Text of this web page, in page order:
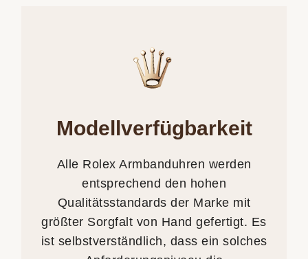
Modellverfügbarkeit
Alle Rolex Armbanduhren werden
entsprechend den hohen
Qualitätsstandards der Marke mit
größter Sorgfalt von Hand gefertigt. Es
ist selbstverständlich, dass ein solches